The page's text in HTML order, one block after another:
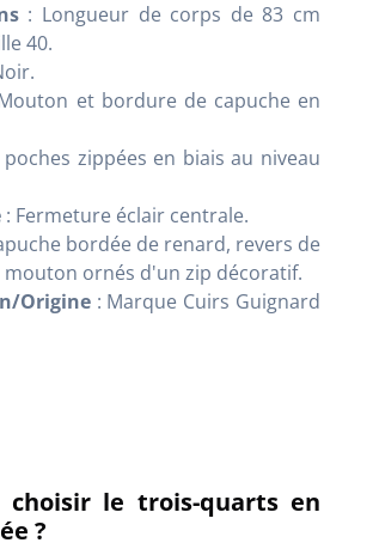
: Longueur de corps de 83 cm
40.
et bordure de capuche en
zippées en biais au niveau
: Fermeture éclair centrale.
bordée de renard, revers de
mouton ornés d'un zip décoratif.
Origine: Marque Cuirs Guignard
choisir le trois-quarts en
?